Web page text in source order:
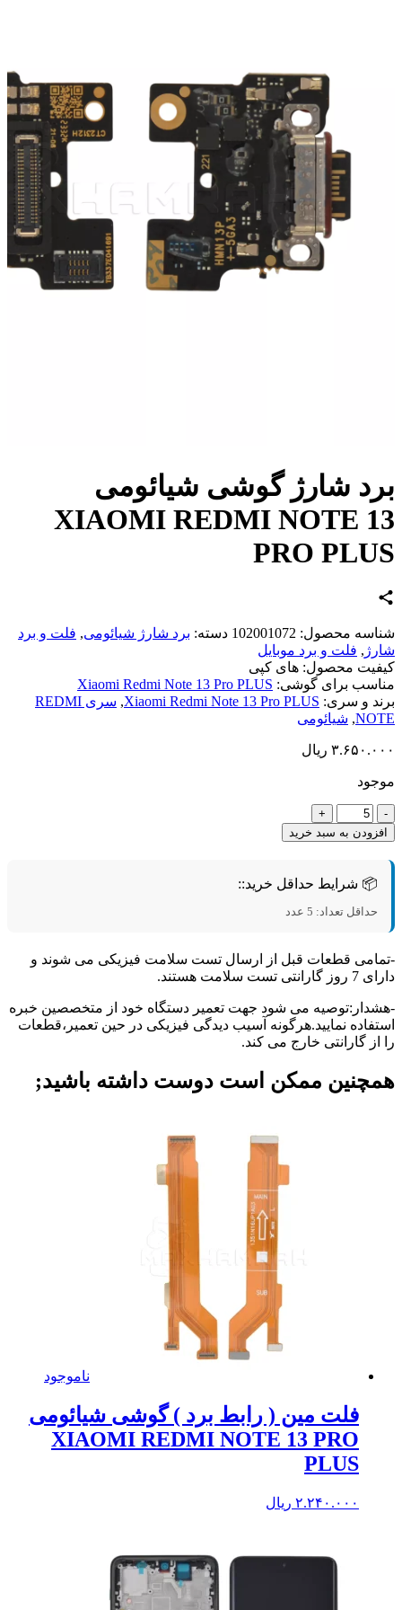
شارژ گوشی شیائومی
XIAOMI REDMI NOTE
PRO
محصول:102001072 دسته:برد شارژ شیائومی,فلت و برد
,فلت و برد موبایل
محصول: های کپی
برای گوشی: Xiaomi Redmi Note 13 Pro PLUS
و سری: Xiaomi Redmi Note 13 Pro PLUS
,
سری REDMI
,شیائومی
ریال
به سبد خرید
📦 شرایط حداقل خرید::
حداقل تعداد: 5 عدد
قطعات قبل از ارسال تست سلامت فیزیکی می شوند و
تست سلامت هستند.
می شود جهت تعمیر دستگاه خود از متخصصین خبره
نمایید.هرگونه آسیب دیدگی فیزیکی در حین تعمیر،قطعات
گارانتی خارج می کند.
ممکن است دوست داشته باشید;
ناموجود
فلت مین ( رابط برد ) گوشی شیائومی
XIAOMI REDMI NOTE 13 PRO
PLUS
۲.۲۴۰.۰۰۰ ریال